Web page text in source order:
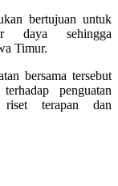
bertujuan untuk
daya sehingga
Timur.
bersama tersebut
penguatan
riset terapan dan